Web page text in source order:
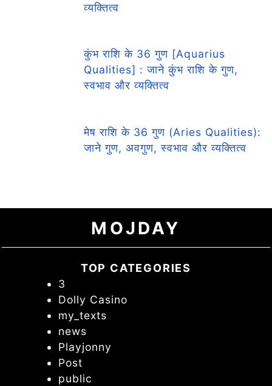
व्यक्तित्व
कुंभ राशि के 36 गुण [Aquarius
Qualities] : जाने कुंभ राशि के गुण,
स्वभाव और व्यक्तित्व
मेष राशि के 36 गुण (Aries Qualities):
जाने गुण, अवगुण, स्वभाव और व्यक्तित्व
MOJDAY
TOP CATEGORIES
3
Dolly Casino
my_texts
news
Playjonny
Post
public